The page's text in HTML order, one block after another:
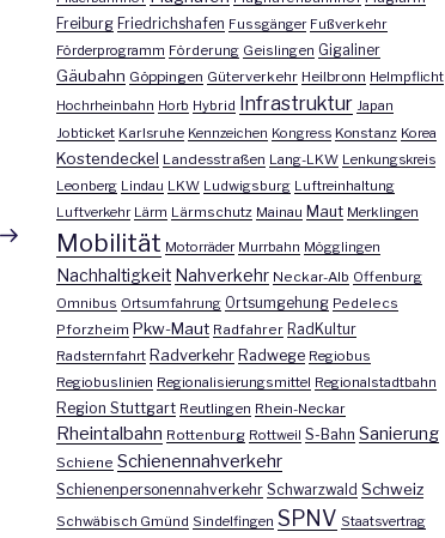
Nächster
Beitrag
Freiburg Friedrichshafen Fussgänger Fußverkehr
Förderprogramm Förderung Geislingen Gigaliner
Gäubahn Göppingen Güterverkehr Heilbronn Helmpflicht
Hochrheinbahn Horb Hybrid Infrastruktur Japan
Jobticket Karlsruhe Kennzeichen Kongress Konstanz Korea
Kostendeckel Landesstraßen Lang-LKW Lenkungskreis
Leonberg Lindau LKW Ludwigsburg Luftreinhaltung
Luftverkehr Lärm Lärmschutz Mainau Maut Merklingen
Mobilität Motorräder Murrbahn Mögglingen
Nachhaltigkeit Nahverkehr Neckar-Alb Offenburg
Omnibus Ortsumfahrung Ortsumgehung Pedelecs
Pforzheim Pkw-Maut Radfahrer RadKultur
Radsternfahrt Radverkehr Radwege Regiobus
Regiobuslinien Regionalisierungsmittel Regionalstadtbahn
Region Stuttgart Reutlingen Rhein-Neckar
Rheintalbahn Rottenburg Rottweil S-Bahn Sanierung
Schiene Schienennahverkehr
Schienenpersonennahverkehr Schwarzwald Schweiz
Schwäbisch Gmünd Sindelfingen SPNV Staatsvertrag